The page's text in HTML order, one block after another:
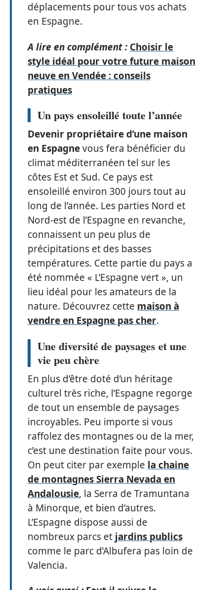
déplacements pour tous vos achats
en Espagne.
A lire en complément : Choisir le
style idéal pour votre future maison
neuve en Vendée : conseils
pratiques
Un pays ensoleillé toute l’année
Devenir propriétaire d’une maison
en Espagnevous fera bénéficier du
climat méditerranéen tel sur les
côtes Est et Sud. Ce pays est
ensoleillé environ 300 jours tout au
long de l’année. Les parties Nord et
Nord-est de l’Espagne en revanche,
connaissent un peu plus de
précipitations et des basses
températures. Cette partie du pays a
été nommée « L’Espagne vert », un
lieu idéal pour les amateurs de la
nature. Découvrez cette maison à
vendre en Espagne pas cher.
Une diversité de paysages et une
vie peu chère
En plus d’être doté d’un héritage
culturel très riche, l’Espagne regorge
de tout un ensemble de paysages
incroyables. Peu importe si vous
raffolez des montagnes ou de la mer,
c’est une destination faite pour vous.
On peut citer par exemple la chaine
de montagnes Sierra Nevada en
Andalousie, la Serra de Tramuntana
à Minorque, et bien d’autres.
L’Espagne dispose aussi de
nombreux parcs et jardins publics
comme le parc d’Albufera pas loin de
Valencia.